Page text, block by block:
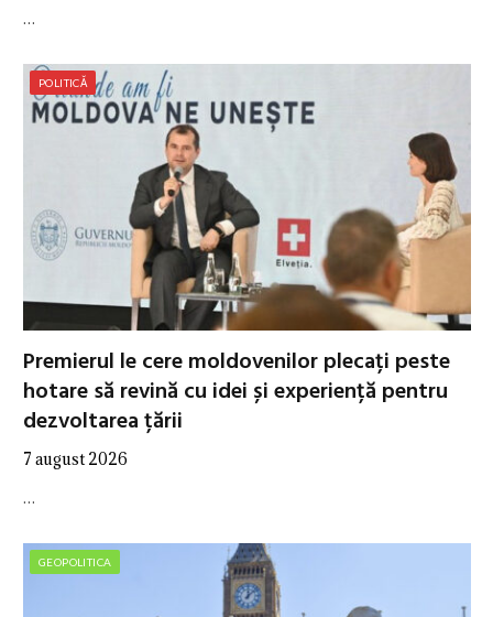
…
POLITICĂ
Premierul le cere moldovenilor plecați peste
hotare să revină cu idei și experiență pentru
dezvoltarea țării
7 august 2026
…
GEOPOLITICA